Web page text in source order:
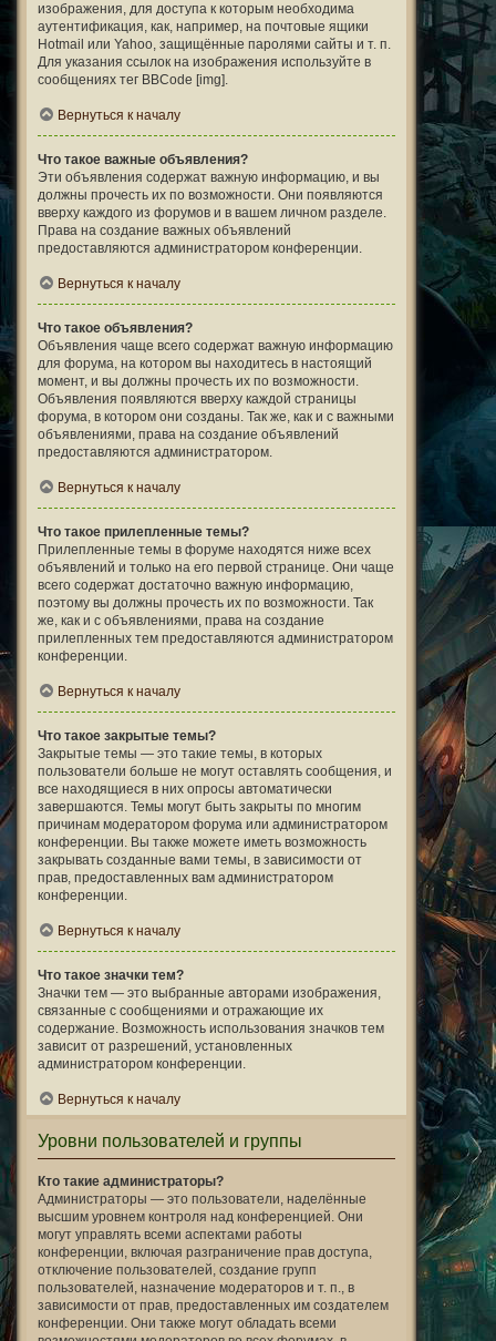
изображения, для доступа к которым необходима
аутентификация, как, например, на почтовые ящики
Hotmail или Yahoo, защищённые паролями сайты и т. п.
Для указания ссылок на изображения используйте в
сообщениях тег BBCode [img].
Вернуться к началу
Что такое важные объявления?
Эти объявления содержат важную информацию, и вы
должны прочесть их по возможности. Они появляются
вверху каждого из форумов и в вашем личном разделе.
Права на создание важных объявлений
предоставляются администратором конференции.
Вернуться к началу
Что такое объявления?
Объявления чаще всего содержат важную информацию
для форума, на котором вы находитесь в настоящий
момент, и вы должны прочесть их по возможности.
Объявления появляются вверху каждой страницы
форума, в котором они созданы. Так же, как и с важными
объявлениями, права на создание объявлений
предоставляются администратором.
Вернуться к началу
Что такое прилепленные темы?
Прилепленные темы в форуме находятся ниже всех
объявлений и только на его первой странице. Они чаще
всего содержат достаточно важную информацию,
поэтому вы должны прочесть их по возможности. Так
же, как и с объявлениями, права на создание
прилепленных тем предоставляются администратором
конференции.
Вернуться к началу
Что такое закрытые темы?
Закрытые темы — это такие темы, в которых
пользователи больше не могут оставлять сообщения, и
все находящиеся в них опросы автоматически
завершаются. Темы могут быть закрыты по многим
причинам модератором форума или администратором
конференции. Вы также можете иметь возможность
закрывать созданные вами темы, в зависимости от
прав, предоставленных вам администратором
конференции.
Вернуться к началу
Что такое значки тем?
Значки тем — это выбранные авторами изображения,
связанные с сообщениями и отражающие их
содержание. Возможность использования значков тем
зависит от разрешений, установленных
администратором конференции.
Вернуться к началу
Уровни пользователей и группы
Кто такие администраторы?
Администраторы — это пользователи, наделённые
высшим уровнем контроля над конференцией. Они
могут управлять всеми аспектами работы
конференции, включая разграничение прав доступа,
отключение пользователей, создание групп
пользователей, назначение модераторов и т. п., в
зависимости от прав, предоставленных им создателем
конференции. Они также могут обладать всеми